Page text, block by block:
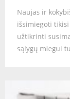
Naujas ir
išsimiegoti
užtikrinti
sąlygų miegui